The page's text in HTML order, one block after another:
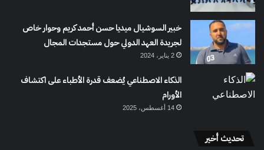
خبير السوشيال ميديا حسن أحمد كريم وحوار خاص
لجريدة العهد الدولي حول مستجدات المجال
2 يناير، 2024
الذكاء الاصطناعي يُضعف قدرة الأطباء على اكتشاف
الأورام
14 أغسطس، 2025
تحديث أخير